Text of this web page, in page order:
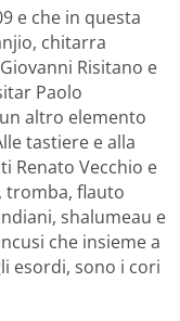
e che in questa
chitarra
Risitano e
Paolo
altro elemento
tastiere e alla
Renato Vecchio e
tromba, flauto
shalumeau e
che insieme a
esordi, sono i cori